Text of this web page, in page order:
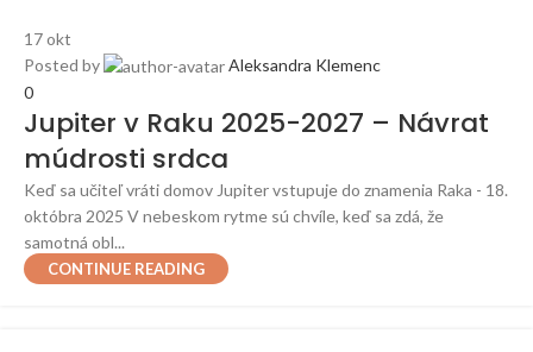
17okt
Posted by
Aleksandra Klemenc
0
Jupiter v Raku 2025-2027 – Návrat
múdrosti srdca
Keď sa učiteľ vráti domov Jupiter vstupuje do znamenia Raka - 18.
októbra 2025 V nebeskom rytme sú chvíle, keď sa zdá, že
samotná obl...
CONTINUE READING